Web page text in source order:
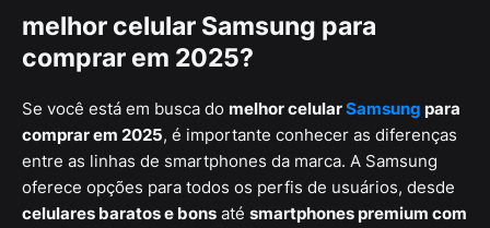
melhor celular Samsung para
comprar em 2025?
Se você está em busca do melhor celularSamsung para
comprar em 2025, é importante conhecer as diferenças
entre as linhas de smartphones da marca. A Samsung
oferece opções para todos os perfis de usuários, desde
celulares baratos e bons até smartphones premium com